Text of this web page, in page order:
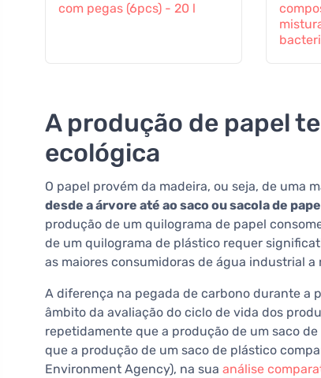
com pegas (6pcs) - 20 l
A produção de papel
ecológica
O papel provém da madeira, ou seja, de uma
desde a árvore até ao saco ou sacola de
produção de um quilograma de papel
de um quilograma de plástico requer
as maiores consumidoras de água industrial a
A diferença na pegada de carbono durante a
âmbito da avaliação do ciclo de vida dos
repetidamente que a produção de um saco de
que a produção de um saco de plástico
Environment Agency), na sua análise